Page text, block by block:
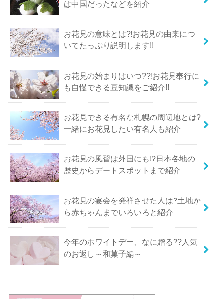
は中国だったなどを紹介
お花見の意味とは?!お花見の由来につ
いてたっぷり説明します!!
お花見の始まりはいつ??!お花見奉行に
も自慢できる豆知識をご紹介!!
お花見できる有名な札幌の周辺地とは?
一緒にお花見したい有名人も紹介
お花見の風習は外国にも!?日本各地の
歴史からデートスポットまで紹介
お花見の宴会を発祥させた人は?土地か
ら赤ちゃんまでいろいろと紹介
今年のホワイトデー、なに贈る??人気
のお返し～和菓子編～